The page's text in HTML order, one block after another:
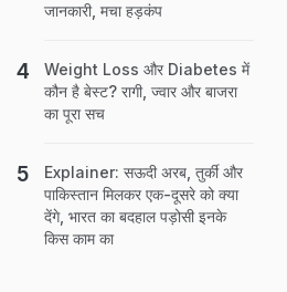
जानकारी, मचा हड़कंप
Weight Loss और Diabetes में
कौन है बेस्ट? रागी, ज्वार और बाजरा
का पूरा सच
Explainer: सऊदी अरब, तुर्की और
पाकिस्तान मिलकर एक-दूसरे को क्या
देंगे, भारत का बदहाल पड़ोसी इनके
किस काम का